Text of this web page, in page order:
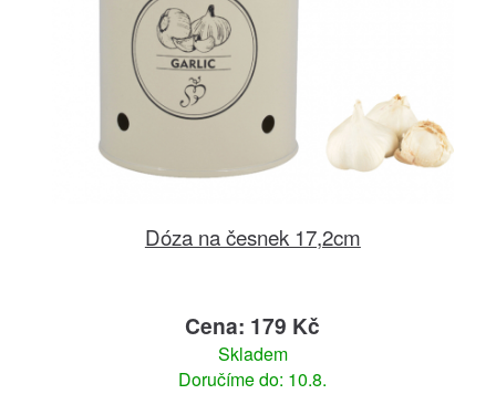
Dóza na česnek 17,2cm
Cena: 179 Kč
Skladem
Doručíme do: 10.8.